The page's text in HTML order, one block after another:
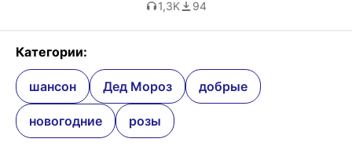
1,3K 94
Категории:
шансон Дед Мороз добрые
новогодние розы